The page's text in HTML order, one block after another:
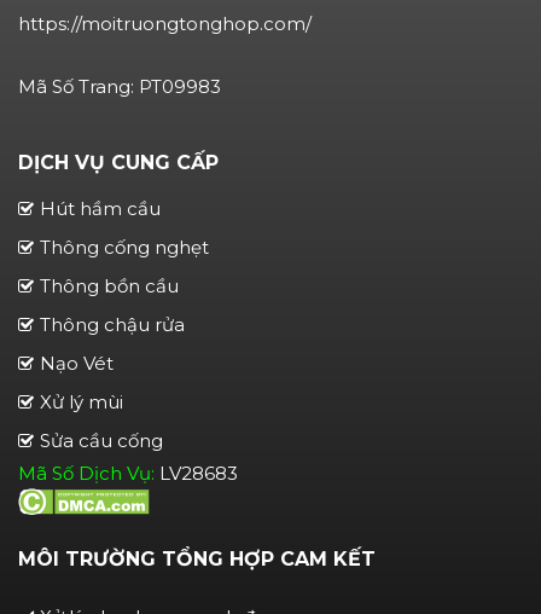
https://moitruongtonghop.com/
Mã Số Trang: PT09983
DỊCH VỤ CUNG CẤP
Hút hầm cầu
Thông cống nghẹt
Thông bồn cầu
Thông chậu rửa
Nạo Vét
Xử lý mùi
Sửa cầu cống
Mã Số Dịch Vụ: LV28683
MÔI TRƯỜNG TỔNG HỢP CAM KẾT